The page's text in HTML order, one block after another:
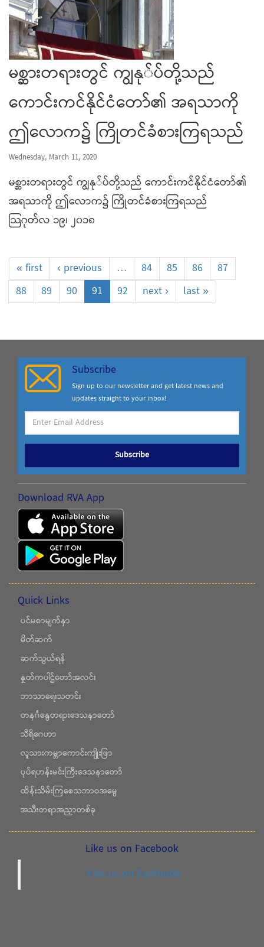
မစ္ဆားတရားတွင် ကျွနု်​ပ်တို့သည်
ကောင်းကင်နိုင်ငံတော်၏ အရသာကို
ဤ​လောက၌ ကြိုတင်ခံစားကြရသည်
Wednesday, March 11, 2020
မစ္ဆားတရားတွင် ကျွနု်​ပ်တို့သည် ကောင်းကင်နိုင်ငံတော်၏
အရသာကို ဤ​လောက၌ ကြိုတင်ခံစားကြရသည်
သြဂုတ်လ ၁၉၊ ၂၀၁၈
« first ‹ previous … 84 85 86
87
88
89 90 91 92 next › last »
Subscribe
Sign up to our newsletter and get latest news and
updates straight to your inbox!
Subscribe
Download RVA App
Quick Links
ပင်မစာမျက်နှာ
မိတ်ဆက်
ဆက်သွယ်ရန်
နှုတ်ကပါဌ်တော်အလင်း
ဘာသာရေးသတင်း
တနင်္ဂနွေတရားဒေသနာတော်
သီရိဂေဟာ
လူသားကမ္ဘာကောင်းကျိုးဖြာ
ပုပ်ရဟန်းမင်းကြီးဒေသနာတော်
ထိန်းသိမ်းကြစေသဘာဝအမွေ
အသီးတရာအညှာတစ်ခု
Like us on Facebook
Like us on Facebook